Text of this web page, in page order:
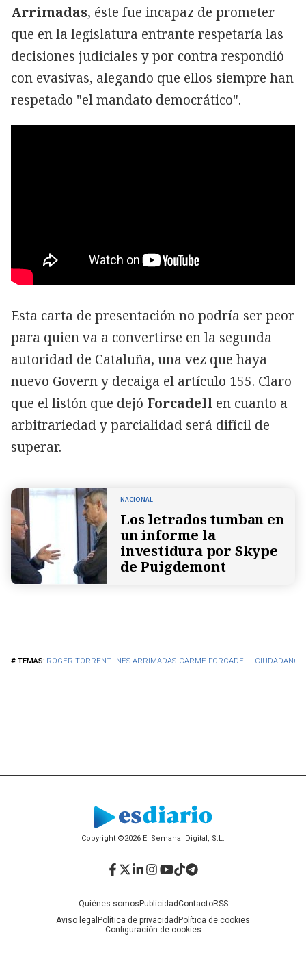
ROGER TORRENT INÉS ARRIMADAS CARME FORCADELL CIUDADANOS
Arrimadas, éste fue incapaz de prometer
que en la legislatura entrante respetaría las
decisiones judiciales y por contra respondió
con evasivas, alegando que ellos siempre han
respetado "el mandato democrático".
Esta carta de presentación no podría ser peor
para quien va a convertirse en la segunda
autoridad de Cataluña, una vez que haya
nuevo Govern y decaiga el artículo 155. Claro
que el listón que dejó Forcadell en cuanto a
arbitrariedad y parcialidad será difícil de
superar.
NACIONAL
Los letrados tumban en
un informe la
investidura por Skype
de Puigdemont
Copyright ©2026 El Semanal Digital, S.L.
Quiénes somos PublicidadContactoRSS
Aviso legal Política de privacidad Política de cookies
Configuración de cookies
Facebook
Twitter
LinkedIn
Instagram
YouTube
TikTok
Telegram